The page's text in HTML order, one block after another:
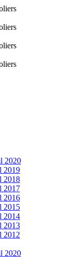
2020
2019
2018
2017
2016
2015
2014
2013
2012
2020